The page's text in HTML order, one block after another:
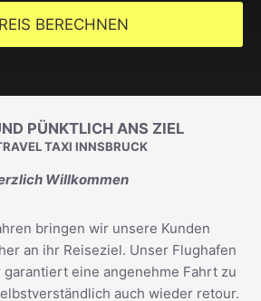
BERECHNEN
PÜNKTLICH ANS ZIEL
TAXI INNSBRUCK
Willkommen
bringen wir unsere Kunden
an ihr Reiseziel. Unser Flughafen
eine angenehme Fahrt zu
auch wieder retour.